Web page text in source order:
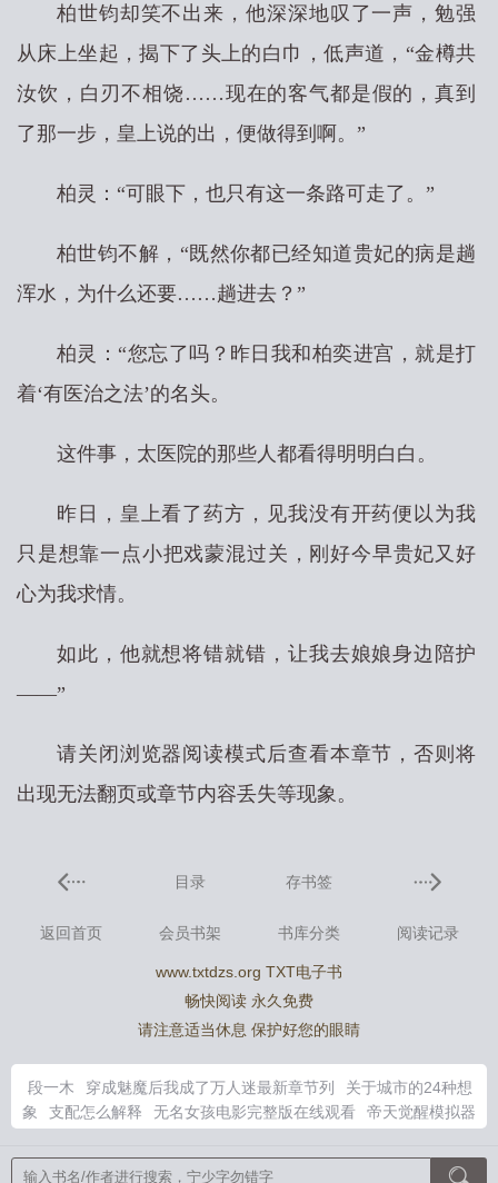
柏世钧却笑不出来，他深深地叹了一声，勉强
从床上坐起，揭下了头上的白巾，低声道，“金樽共
汝饮，白刃不相饶……现在的客气都是假的，真到
了那一步，皇上说的出，便做得到啊。”
柏灵：“可眼下，也只有这一条路可走了。”
柏世钧不解，“既然你都已经知道贵妃的病是趟
浑水，为什么还要……趟进去？”
柏灵：“您忘了吗？昨日我和柏奕进宫，就是打
着‘有医治之法’的名头。
这件事，太医院的那些人都看得明明白白。
昨日，皇上看了药方，见我没有开药便以为我
只是想靠一点小把戏蒙混过关，刚好今早贵妃又好
心为我求情。
如此，他就想将错就错，让我去娘娘身边陪护
——”
请关闭浏览器阅读模式后查看本章节，否则将
出现无法翻页或章节内容丢失等现象。
目录 存书签
返回首页 会员书架 书库分类 阅读记录
www.txtdzs.org TXT电子书
畅快阅读 永久免费
请注意适当休息 保护好您的眼睛
段一木 穿成魅魔后我成了万人迷最新章节列
关于城市的24种想
象
支配怎么解释 无名女孩电影完整版在线观看
帝天觉醒模拟器
算了了算了
穿成魅魔之后 城市意象的五大要素
八零港城生活